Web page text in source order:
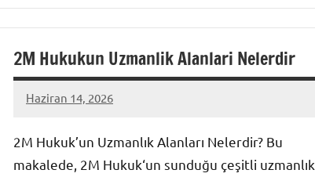
2M Hukukun Uzmanlik Alanlari Nelerdir
Haziran 14, 2026
admin
Yorum
2M Hukuk’un Uzmanlık Alanları Nelerdir? Bu
makalede, 2M Hukuk‘un sunduğu çeşitli uzmanlık